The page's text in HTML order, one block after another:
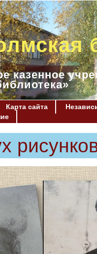
казенное
Карта сайта